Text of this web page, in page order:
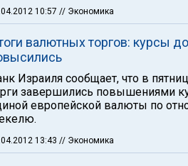
10:57 // Экономика
валютных торгов: курсы
Израиля сообщает, что в
завершились повышениями
европейской валюты по
13:43 // Экономика